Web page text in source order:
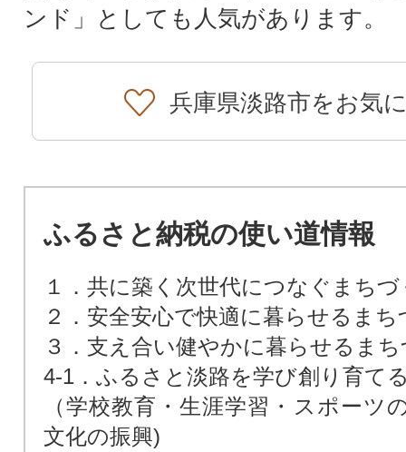
ンド」としても人気があります。
兵庫県淡路市をお気
ふるさと納税の使い道情報
１．共に築く次世代につなぐまちづ
２．安全安心で快適に暮らせるまち
３．支え合い健やかに暮らせるま
4-1．ふるさと淡路を学び創り育て
（学校教育・生涯学習・スポーツ
文化の振興)